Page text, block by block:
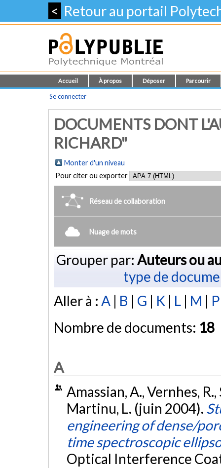
< Retour au portail
Accueil À propos Déposer Parcourir
Se connecter
DOCUMENTS DONT
RICHARD"
Monter d'un niveau
Pour citer ou exporter
Réseau de collaboration
Nuage de mots
Grouper par: Auteurs ou
type de
Aller à : A | B | G | K | L | M | P
Nombre de documents: 18
A
Amassian, A., Vernhes,
Martinu, L. (juin 2004).
engineering of dense/
time spectroscopic
Optical Interference